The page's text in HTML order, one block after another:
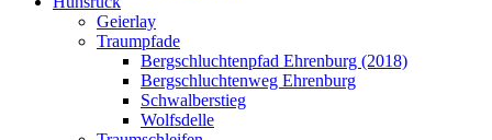
Geierlay
Traumpfade
Bergschluchtenpfad Ehrenburg (2018)
Bergschluchtenweg Ehrenburg
Schwalberstieg
Wolfsdelle